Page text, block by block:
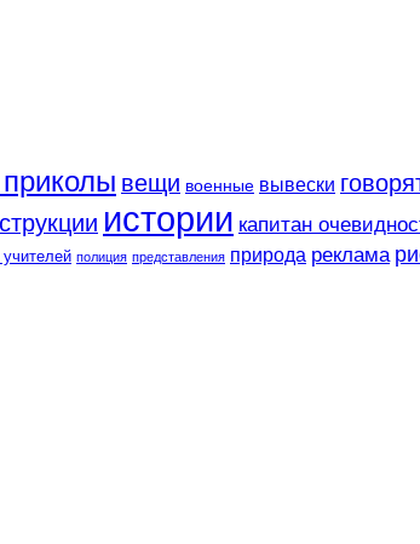
вещи военные вывески
истории капитан
полиция представления природа реклама